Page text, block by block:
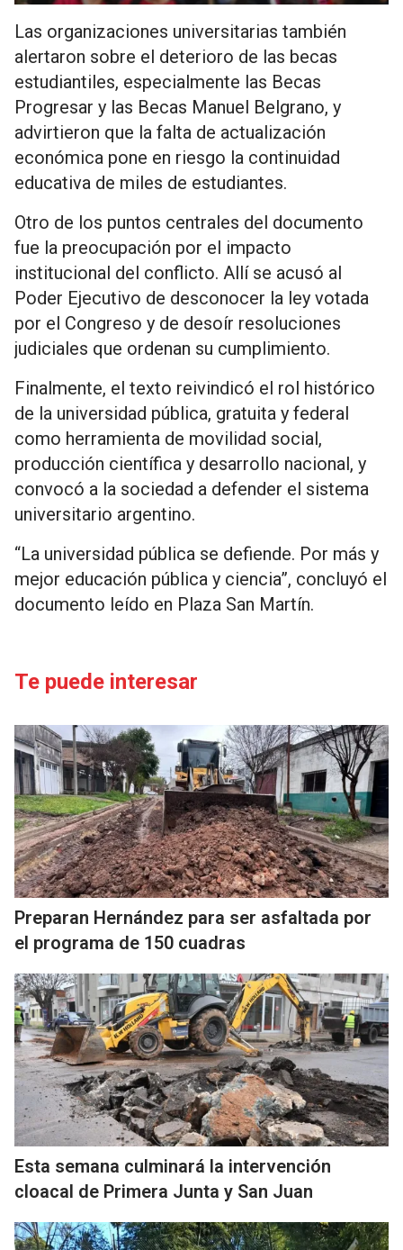
Las organizaciones universitarias también
alertaron sobre el deterioro de las becas
estudiantiles, especialmente las Becas
Progresar y las Becas Manuel Belgrano, y
advirtieron que la falta de actualización
económica pone en riesgo la continuidad
educativa de miles de estudiantes.
Otro de los puntos centrales del documento
fue la preocupación por el impacto
institucional del conflicto. Allí se acusó al
Poder Ejecutivo de desconocer la ley votada
por el Congreso y de desoír resoluciones
judiciales que ordenan su cumplimiento.
Finalmente, el texto reivindicó el rol histórico
de la universidad pública, gratuita y federal
como herramienta de movilidad social,
producción científica y desarrollo nacional, y
convocó a la sociedad a defender el sistema
universitario argentino.
“La universidad pública se defiende. Por más y
mejor educación pública y ciencia”, concluyó el
documento leído en Plaza San Martín.
Te puede interesar
Preparan Hernández para ser asfaltada por
el programa de 150 cuadras
Esta semana culminará la intervención
cloacal de Primera Junta y San Juan